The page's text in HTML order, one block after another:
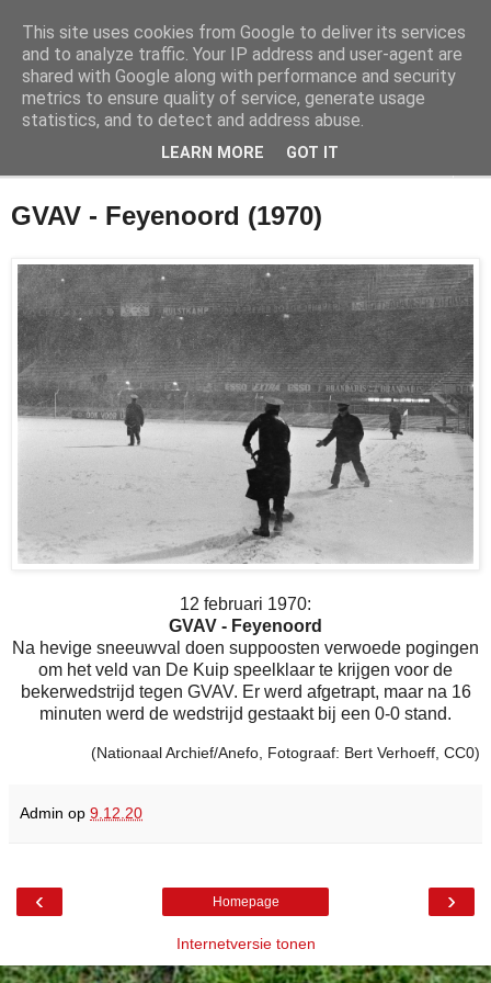
Feyenoord in beeld
De geschiedenis van Feyenoord in foto's
GVAV - Feyenoord (1970)
12 februari 1970:
GVAV - Feyenoord
Na hevige sneeuwval doen suppoosten verwoede pogingen
om het veld van De Kuip speelklaar te krijgen voor de
bekerwedstrijd tegen GVAV. Er werd afgetrapt, maar na 16
minuten werd de wedstrijd gestaakt bij een 0-0 stand.
(Nationaal Archief/Anefo, Fotograaf: Bert Verhoeff, CC0)
Admin op 9.12.20
‹ ›
Homepage
Internetversie tonen
This site uses cookies from Google to deliver its services
and to analyze traffic. Your IP address and user-agent are
shared with Google along with performance and security
metrics to ensure quality of service, generate usage
statistics, and to detect and address abuse.
LEARN MORE GOT IT